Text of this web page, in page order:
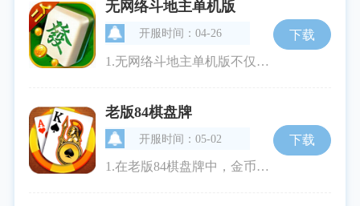
无网络斗地主单机版
开服时间：04-26
1.无网络斗地主单机版不仅继承了传统斗地主的经典玩法，还增添了许多适合单机游戏的元素。玩家通过上下游戏币来体验不同难度的对局，游戏中还设置了丰富的金币系统，让玩家在尽情享受扑克牌对战的可以体验到累积金币的成就感。2.在玩家需要灵活地根据手牌进行叫牌，巧妙运用策略，利用自己的智慧赢得游戏的胜利。为了增加游戏的趣味性和挑战性，游戏还设计了多种关卡，每个关卡都有不同的挑战任务，完成任务后玩家可以获得丰厚的奖励。游戏特色1.无需网络，畅快游戏：游戏在设计时就考虑到玩家的多样化需求，随
下载
老版84棋盘牌
开服时间：05-02
1.在老版84棋盘牌中，金币是不可或缺的重要资产。它不仅是注册奖励、每日登录奖励的一部分，还可以通过完成任务、比赛等方式获得。金币允许玩家在游戏中下注、购买道具，并且还可以参与一些特定的活动、比赛，以赢得更高的荣誉和奖励。合理管理和使用金币，将直接影响玩家的游戏进程和体验。2.九线拉王是老版84棋盘牌中一个简单而独特的玩法。它结合了单机老虎的机制，但不同于传统单机老虎的是，玩家可以选择参与的线数，从而提高中奖几率。玩家需要根据自己的策略，合理选择线数和下注额，以期在众多的图案中组
下载